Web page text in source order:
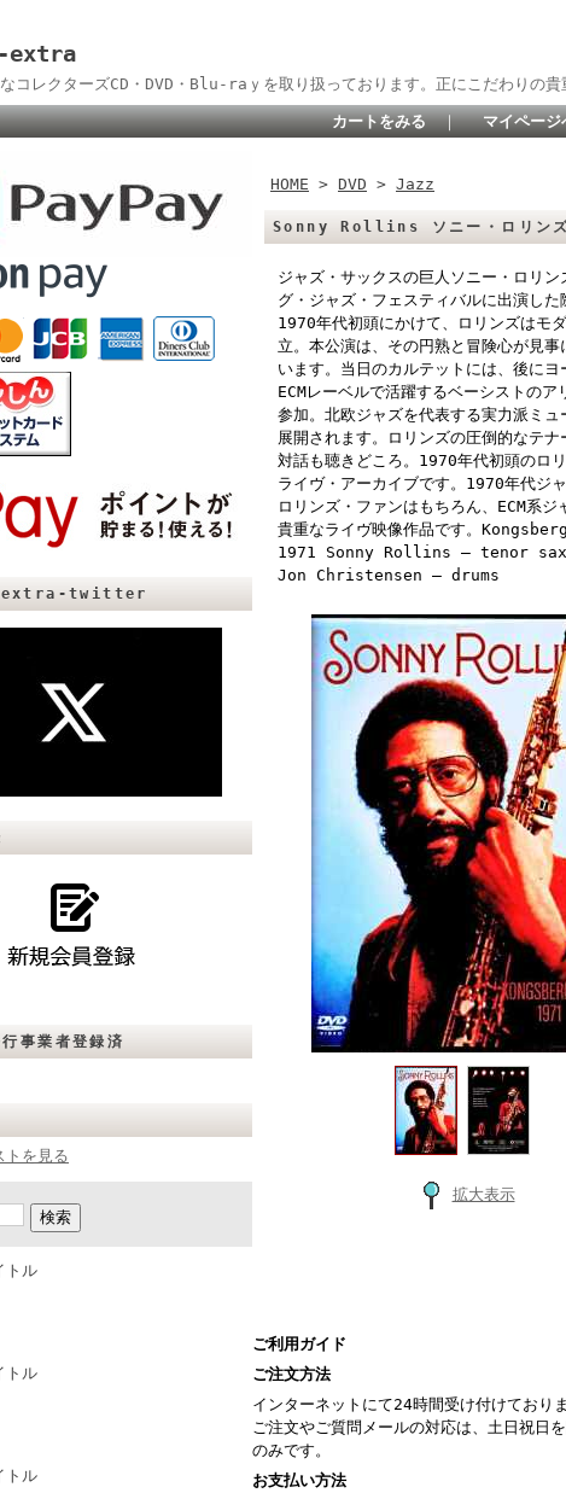
extra
コレクターズCD・DVD・Blu-raｙを取り扱っております。正にこだわりの貴
カートをみる ｜ マイページ
extra-twitter
事業者登録済
トを見る
トル
トル
トル
HOME > DVD > Jazz
Sonny Rollins ソニー・ロリ
ジャズ・サックスの巨人ソニー・ロリ
グ・ジャズ・フェスティバルに出演し
1970年代初頭にかけて、ロリンズはモ
立。本公演は、その円熟と冒険心が見
います。当日のカルテットには、後に
ECMレーベルで活躍するベーシストの
参加。北欧ジャズを代表する実力派ミ
展開されます。ロリンズの圧倒的なテ
対話も聴きどころ。1970年代初頭のロ
ライヴ・アーカイブです。1970年代ジ
ロリンズ・ファンはもちろん、ECM系
貴重なライヴ映像作品です。
1971 Sonny Rollins – tenor
Jon Christensen – drums
拡大表示
ご利用ガイド
ご注文方法
インターネットにて24時間受け付けておりま
ご注文やご質問メールの対応は、土日祝日
のみです。
お支払い方法